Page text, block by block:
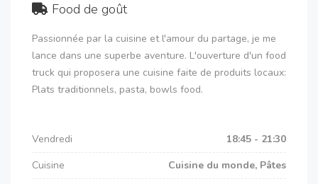
Food de goût
Passionnée par la cuisine et l'amour du partage, je me
lance dans une superbe aventure. L'ouverture d'un food
truck qui proposera une cuisine faite de produits locaux:
Plats traditionnels, pasta, bowls food.
Vendredi
18:45 - 21:30
Cuisine
Cuisine du monde, Pâtes